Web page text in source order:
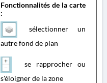
Fonctionnalités de la carte
:
sélectionner un
autre fond de plan
se rapprocher ou
s'éloigner de la zone